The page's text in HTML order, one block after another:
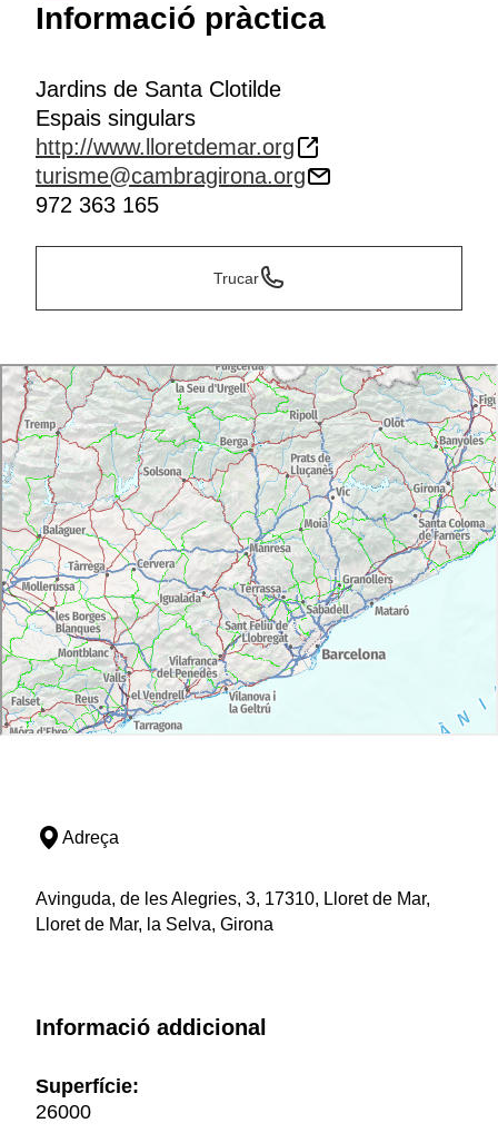
Informació pràctica
Jardins de Santa Clotilde
Espais singulars
http://www.lloretdemar.org
turisme@cambragirona.org
972 363 165
Trucar
Adreça
Avinguda, de les Alegries, 3, 17310, Lloret de Mar,
Lloret de Mar, la Selva, Girona
Informació addicional
Superfície:
26000